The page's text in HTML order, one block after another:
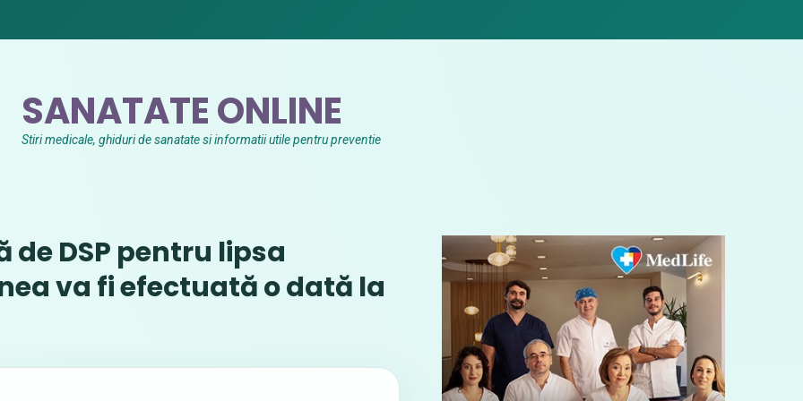
SANATATE ONLINE
Stiri medicale, ghiduri de sanatate si informatii utile pentru preventie
DSP pentru lipsa
va fi efectuată o dată la